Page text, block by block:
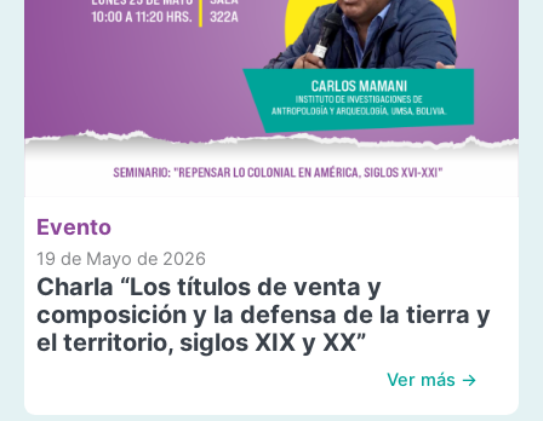
Evento
19 de Mayo de 2026
Charla “Los títulos de venta y
composición y la defensa de la tierra y
el territorio, siglos XIX y XX”
Ver más →